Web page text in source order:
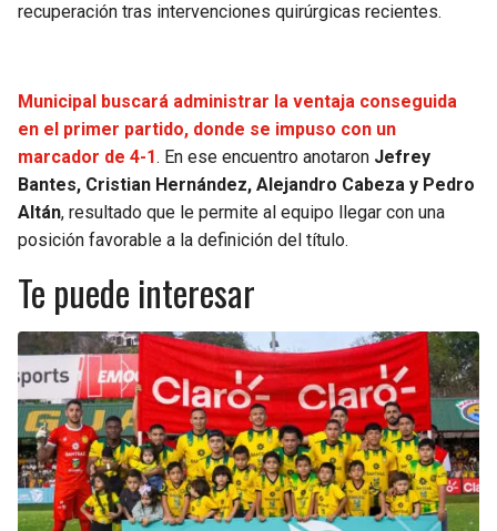
recuperación tras intervenciones quirúrgicas recientes.
Municipal buscará administrar la ventaja conseguida
en el primer partido, donde se impuso con un
marcador de 4-1. En ese encuentro anotaron Jefrey
Bantes, Cristian Hernández, Alejandro Cabeza y Pedro
Altán, resultado que le permite al equipo llegar con una
posición favorable a la definición del título.
Te puede interesar